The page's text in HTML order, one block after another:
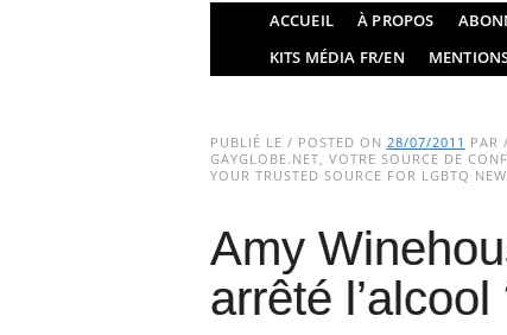
Main menu
ACCUEIL À PROPOS
KITS MÉDIA FR/EN
PUBLIÉ LE / POSTED ON 28/07/2011 PAR
GAYGLOBE.NET, VOTRE SOURCE DE
YOUR TRUSTED SOURCE FOR LGBTQ
Amy
arrêté l’alcool